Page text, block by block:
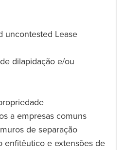
uncontested Lease
dilapidação e/ou
a empresas comuns
de separação
enfitêutico e extensões de